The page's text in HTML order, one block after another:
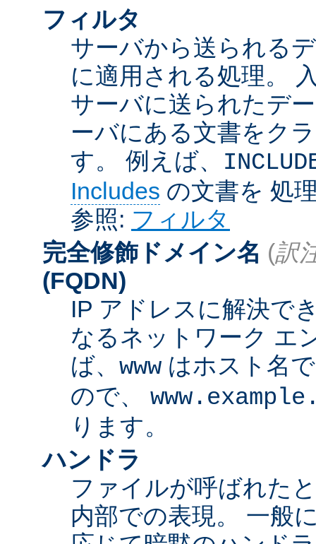
フィルタ
サーバから送られる
に適用される処理。
サーバに送られたデ
ーバにある文書をク
す。 例えば、
Includes の文書を 処
参照: フィルタ
完全修飾ドメイン名 (訳
(FQDN)
IP アドレスに解決で
なるネットワーク エ
ば、 www はホスト名
ので、
ります。
ハンドラ
ファイルが呼ばれた
内部での表現。 一般